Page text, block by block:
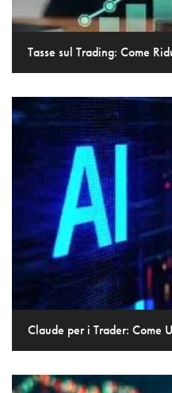
Tasse sul Trading: Come
Claude per i Trader: Come